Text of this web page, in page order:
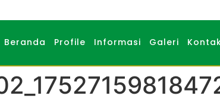
Beranda Profile Informasi Galeri